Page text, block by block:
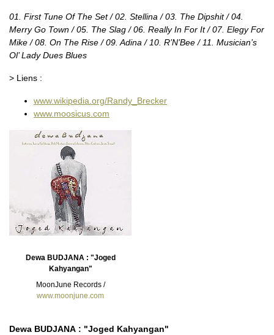
01. First Tune Of The Set / 02. Stellina / 03. The Dipshit / 04.
Merry Go Town / 05. The Slag / 06. Really In For It / 07. Elegy For
Mike / 08. On The Rise / 09. Adina / 10. R’N’Bee / 11. Musician’s
Ol’ Lady Dues Blues
> Liens :
www.wikipedia.org/Randy_Brecker
www.moosicus.com
Dewa BUDJANA : "Joged
Kahyangan"
MoonJune Records /
www.moonjune.com
Dewa BUDJANA : "Joged Kahyangan"